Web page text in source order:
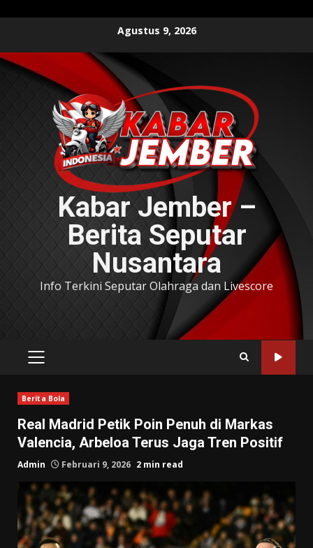
content
Agustus 9, 2026
Kabar Jember –
Berita Seputar
Nusantara
Info Terkini Seputar Olahraga dan Livescore
PRIMARY
Berita Bola
Real Madrid Petik Poin Penuh di Markas
Valencia, Arbeloa Terus Jaga Tren Positif
Admin Februari 9, 2026 2 min read